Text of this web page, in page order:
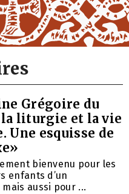
Grégoire du
liturgie et la vie
Une esquisse de
bienvenu pour les
enfants d’un
aussi pour ...